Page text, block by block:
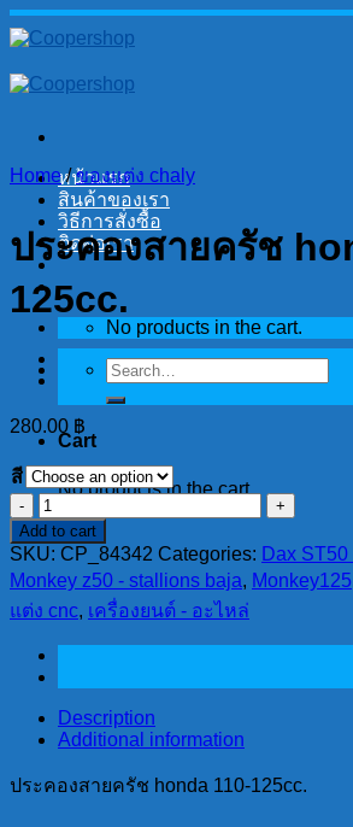
Skip
to
หน้าแรก
สินค้าของเรา
วิธีการสั่งซื้อ
ติดต่อเรา
No products in the cart.
Search
for:
Cart
No products in the cart.
Home / ของแต่ง chaly
ประคองสายครัช
125cc.
280.00 ฿
สี
ประ
คอง
สาย
ครัช
honda
110-
125cc.
quantity
Add to cart
SKU: CP_84342 Categories: Dax
Monkey z50 - stallions baja, Monkey125
แต่ง cnc, เครื่องยนต์ - อะไหล่
Description
Additional information
ประคองสายครัช honda 110-125cc.